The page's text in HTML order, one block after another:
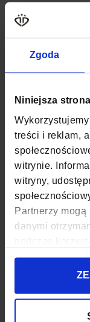
Zgoda
Niniejsza
treści i reklam,
witrynie.
witryny,
Partnerzy mogą
danymi
KOLOR
SZEROKOŚĆ
GŁĘBOKOŚĆ
WYSOKOŚĆ
ZAPIĘCIE
KOD EAN
ILOŚĆ KOMÓR
PODSZEWKA